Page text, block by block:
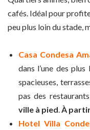
cafés. Idéal pour
peu plus loin du stade,
Casa Condesa
dans l’une des
spacieuses,
pas des
ville à pied.À
Hotel Villa